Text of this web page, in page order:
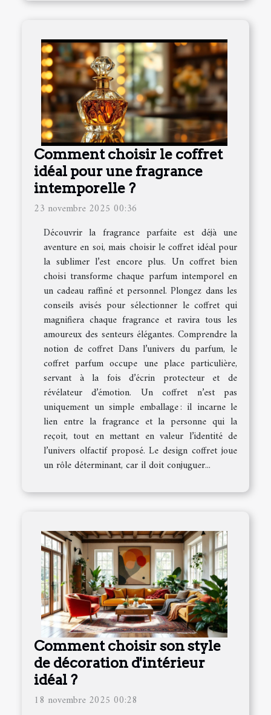
Comment choisir le coffret
idéal pour une fragrance
intemporelle ?
23 novembre 2025 00:36
Découvrir la fragrance parfaite est déjà une
aventure en soi, mais choisir le coffret idéal pour
la sublimer l’est encore plus. Un coffret bien
choisi transforme chaque parfum intemporel en
un cadeau raffiné et personnel. Plongez dans les
conseils avisés pour sélectionner le coffret qui
magnifiera chaque fragrance et ravira tous les
amoureux des senteurs élégantes. Comprendre la
notion de coffret Dans l’univers du parfum, le
coffret parfum occupe une place particulière,
servant à la fois d’écrin protecteur et de
révélateur d’émotion. Un coffret n’est pas
uniquement un simple emballage : il incarne le
lien entre la fragrance et la personne qui la
reçoit, tout en mettant en valeur l’identité de
l’univers olfactif proposé. Le design coffret joue
un rôle déterminant, car il doit conjuguer...
Comment choisir son style
de décoration d'intérieur
idéal ?
18 novembre 2025 00:28